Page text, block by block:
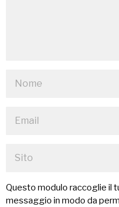
Questo modulo raccoglie il
messaggio in modo da